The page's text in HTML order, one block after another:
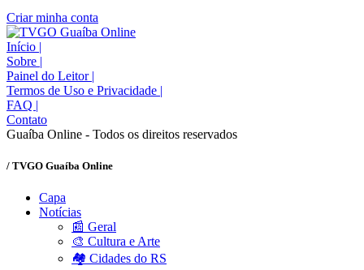
Criar minha conta
Início |
Sobre |
Painel do Leitor |
Termos de Uso e Privacidade |
FAQ |
Contato
Guaíba Online - Todos os direitos reservados
/ TVGO Guaíba Online
Capa
Notícias
📰 Geral
🎨 Cultura e Arte
🏘️ Cidades do RS